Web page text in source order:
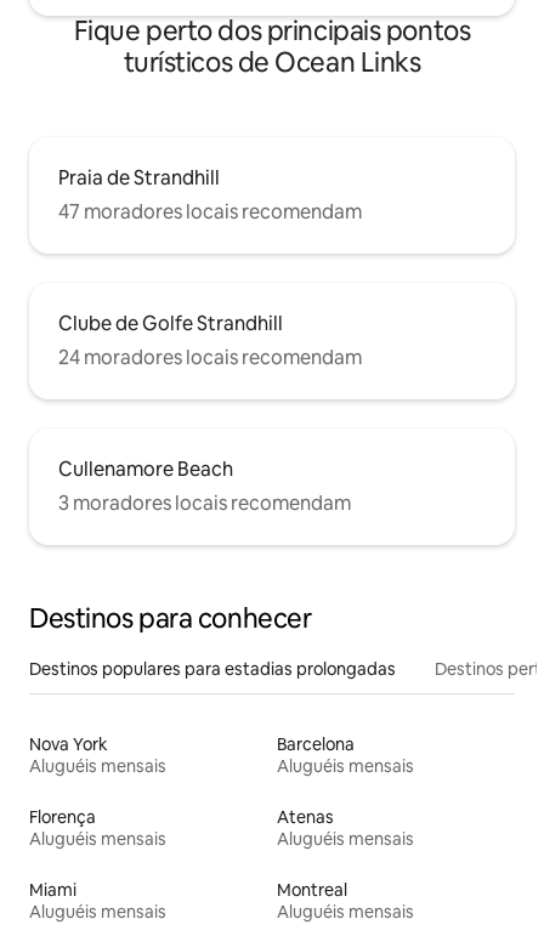
Fique perto dos principais pontos
turísticos de Ocean Links
Praia de Strandhill
47 moradores locais recomendam
Clube de Golfe Strandhill
24 moradores locais recomendam
Cullenamore Beach
3 moradores locais recomendam
Destinos para conhecer
Destinos populares para estadias prolongadas Destinos
Nova York
Aluguéis mensais
Barcelona
Aluguéis mensais
Florença
Aluguéis mensais
Atenas
Aluguéis mensais
Miami
Aluguéis mensais
Montreal
Aluguéis mensais